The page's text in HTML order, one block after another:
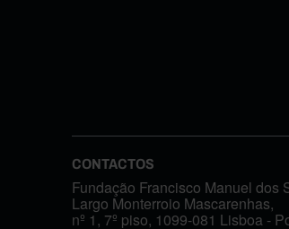
CONTACTOS
Fundação Francisco Manuel dos
Largo Monterroio Mascarenhas,
nº 1, 7º piso, 1099-081 Lisboa -